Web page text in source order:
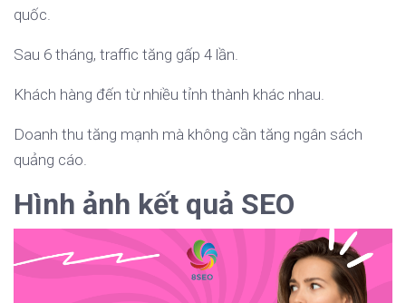
quốc.
Sau 6 tháng, traffic tăng gấp 4 lần.
Khách hàng đến từ nhiều tỉnh thành khác nhau.
Doanh thu tăng mạnh mà không cần tăng ngân sách
quảng cáo.
Hình ảnh kết quả SEO